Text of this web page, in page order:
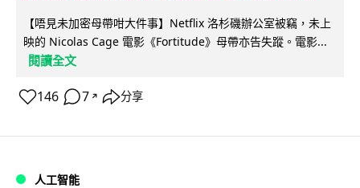
【唔見未加密母帶咁大件事】Netflix 洛杉磯辦公室被竊，未上
映的 Nicolas Cage 電影《Fortitude》母帶亦告失蹤。電影...
閱讀全文
146 7 ↗ 分享
人工智能